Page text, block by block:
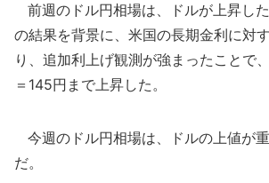
前週のドル円相場は、ドルが上昇し
の結果を背景に、米国の長期金利に対
り、追加利上げ観測が強まったことで
＝145円まで上昇した。
今週のドル円相場は、ドルの上値が
だ。